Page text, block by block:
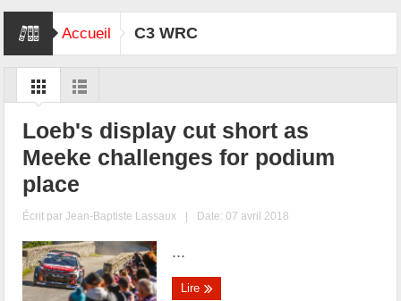
Accueil C3 WRC
Loeb's display cut short as
Meeke challenges for podium
place
Écrit parJean-Baptiste Lassaux | Date: 07 avril 2018
...
Lire